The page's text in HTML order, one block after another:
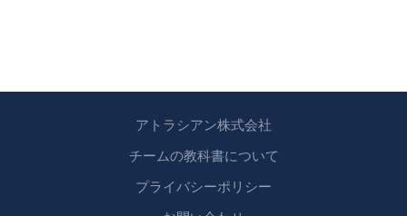
アトラシアン株式会社
チームの教科書について
プライバシーポリシー